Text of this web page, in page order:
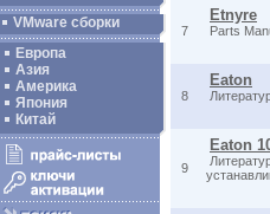
VMware сборки
Европа
Азия
Америка
Япония
Китай
7
Etnyre
Parts
8
Eaton
9
Eaton